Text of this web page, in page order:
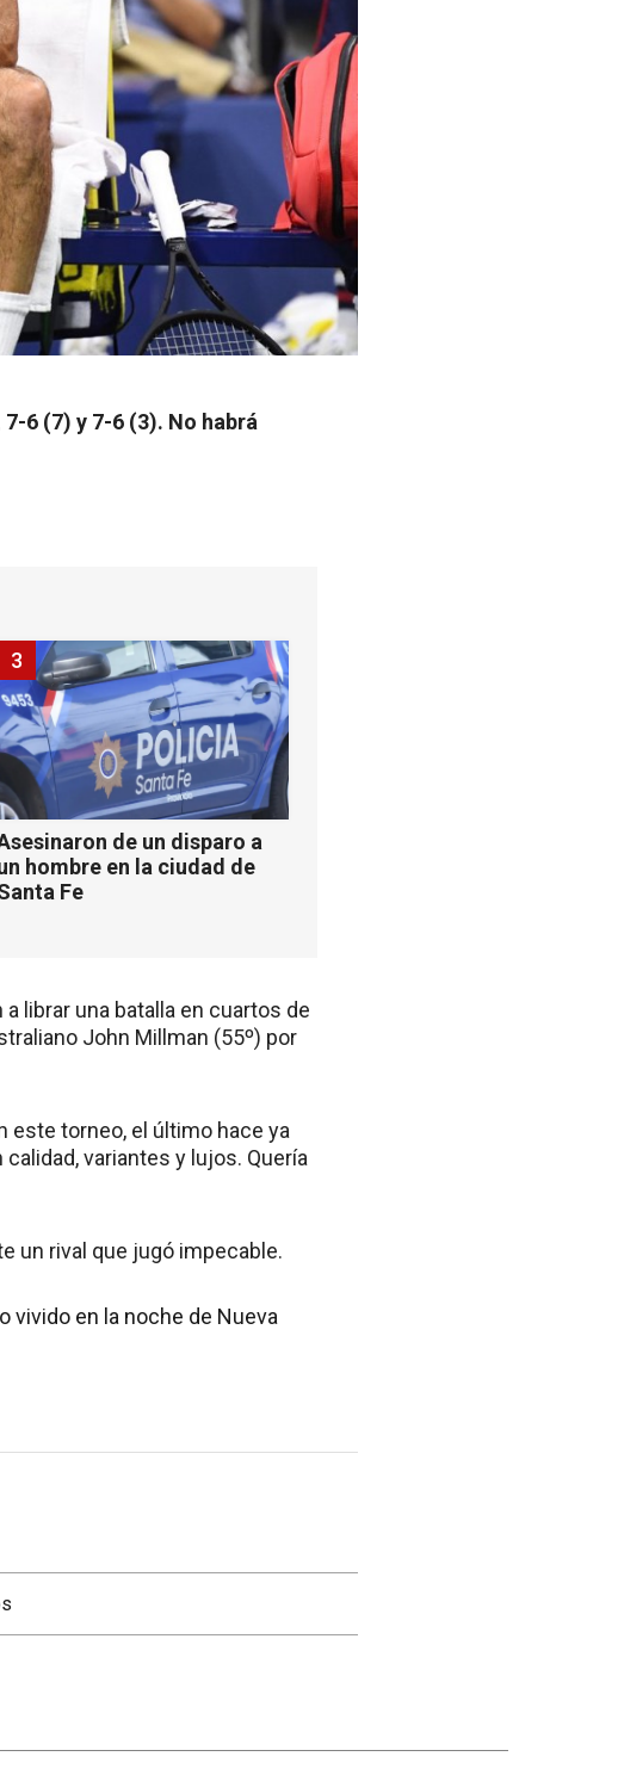
6 (7) y 7-6 (3). No habrá
de un disparo a
hombre en la ciudad de
Fe
3
librar una batalla en cuartos de
John Millman (55º) por
este torneo, el último hace ya
variantes y lujos. Quería
un rival que jugó impecable.
vivido en la noche de Nueva